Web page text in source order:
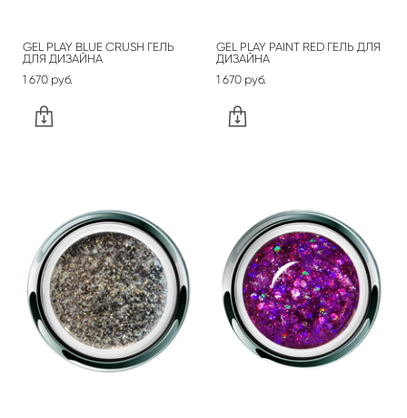
GEL PLAY BLUE CRUSH ГЕЛЬ
ДЛЯ ДИЗАЙНА
1 670 pуб.
GEL PLAY PAINT RED ГЕЛЬ ДЛЯ
ДИЗАЙНА
1 670 pуб.